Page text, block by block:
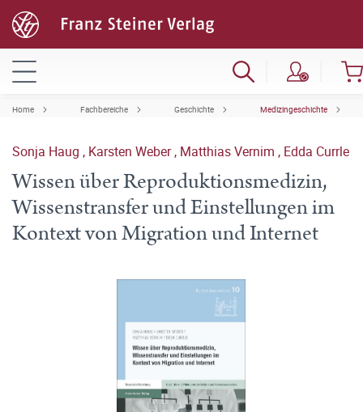
Home Fachbereiche Geschichte Medizingeschichte
Sonja Haug , Karsten Weber, Matthias Vernim , Edda Currle
Wissen über Reproduktionsmedizin,
Wissenstransfer und Einstellungen im
Kontext von Migration und Internet